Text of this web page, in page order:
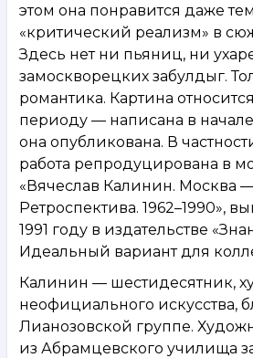
этом она понравится даже
«критический реализм» в
Здесь нет ни пьяниц, ни
замоскворецких забулдыг.
романтика. Картина
периоду — написана в
она опубликована. В
работа репродуцирована в
«Вячеслав Калинин. Москва
Ретроспектива. 1962–1990»,
1991 году в издательстве
Идеальный вариант для
Калинин — шестидесятник,
неофициального искусства,
Лианозовской группе.
из Абрамцевского училища